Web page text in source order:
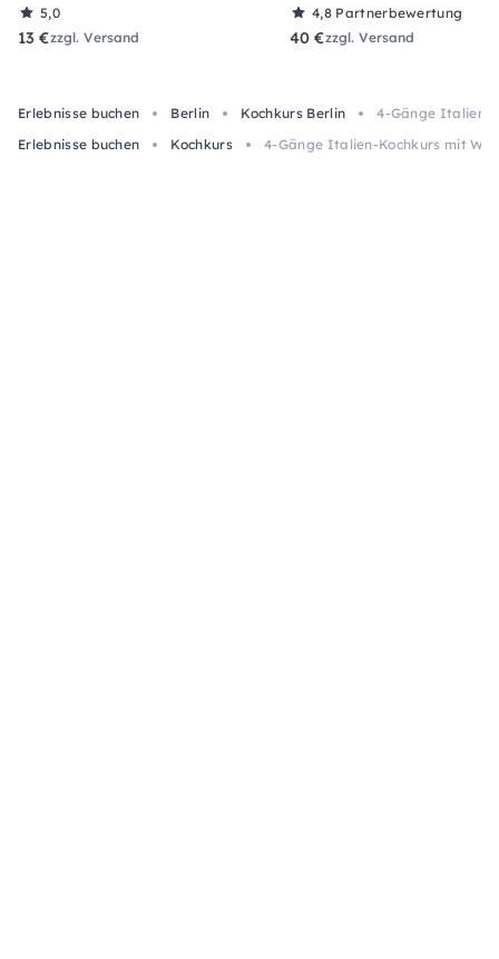
5,0
13 €zzgl. Versand
4,8 Partnerbewertung
40 €zzgl. Versand
Erlebnisse buchen Berlin Kochkurs Berlin
4-Gänge Italien-
Erlebnisse buchen
Kochkurs 4-Gänge Italien-Kochkurs mit